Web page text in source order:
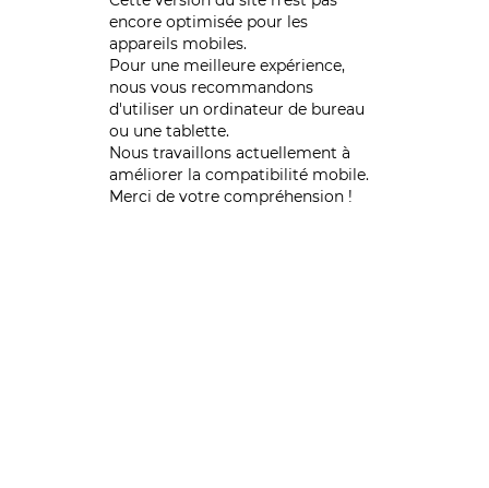
encore optimisée pour les
appareils mobiles.
Pour une meilleure expérience,
nous vous recommandons
d'utiliser un ordinateur de bureau
ou une tablette.
Nous travaillons actuellement à
améliorer la compatibilité mobile.
Merci de votre compréhension !